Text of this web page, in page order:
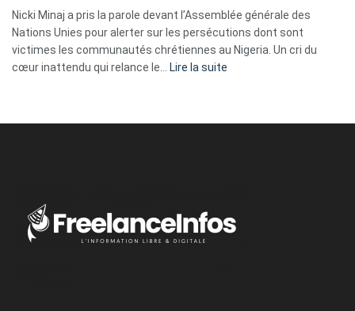
ses
tripes »
Nicki Minaj a pris la parole devant l’Assemblée générale des
Nations Unies pour alerter sur les persécutions dont sont
victimes les communautés chrétiennes au Nigeria. Un cri du
cœur inattendu qui relance le…
Lire la suite
Nigeria,